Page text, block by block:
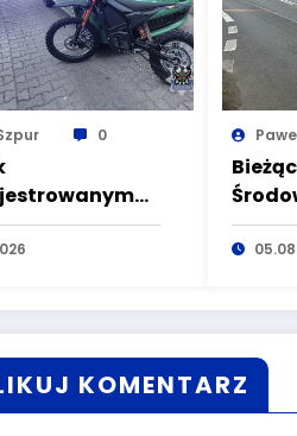
0
do
alkoholu
KOMENTARZ